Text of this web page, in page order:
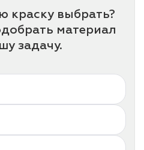
краску выбрать?
материал
задачу.